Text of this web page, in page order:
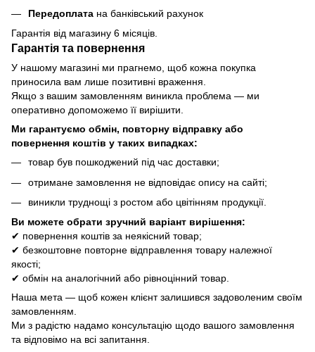
Передоплата на банківський рахунок
Гарантія від магазину 6 місяців.
Гарантія та повернення
У нашому магазині ми прагнемо, щоб кожна покупка
приносила вам лише позитивні враження.
Якщо з вашим замовленням виникла проблема — ми
оперативно допоможемо її вирішити.
Ми гарантуємо обмін, повторну відправку або
повернення коштів у таких випадках:
товар був пошкоджений під час доставки;
отримане замовлення не відповідає опису на сайті;
виникли труднощі з ростом або цвітінням продукції.
Ви можете обрати зручний варіант вирішення:
✔ повернення коштів за неякісний товар;
✔ безкоштовне повторне відправлення товару належної
якості;
✔ обмін на аналогічний або рівноцінний товар.
Наша мета — щоб кожен клієнт залишився задоволеним своїм
замовленням.
Ми з радістю надамо консультацію щодо вашого замовлення
та відповімо на всі запитання.